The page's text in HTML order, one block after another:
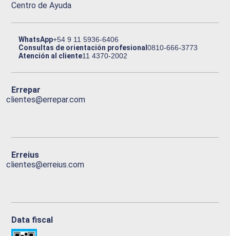
Centro de Ayuda
WhatsApp+54 9 11 5936-6406
Consultas de orientación profesional0810-666-3773
Atención al cliente11 4370-2002
Errepar
clientes@errepar.com
Erreius
clientes@erreius.com
Data fiscal